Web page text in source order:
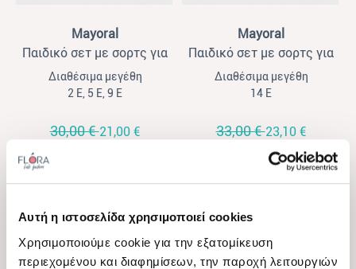
Αυτή η ιστοσελίδα χρησιμοποιεί cookies
Χρησιμοποιούμε cookie για την εξατομίκευση
περιεχομένου και διαφημίσεων, την παροχή λειτουργιών
Mayoral
Παιδικό σετ με σορτς για
κορίτσια Mayoral λιλά
Διαθέσιμα μεγέθη
2 Ε, 5 Ε, 9 Ε
30,00 €21,00 €
Mayoral
Παιδικό σετ με σορτς για
κορίτσια Mayoral μακό
εκρού- μπεζ
Διαθέσιμα μεγέθη
14 Ε
33,00 €23,10 €
-30% -30%